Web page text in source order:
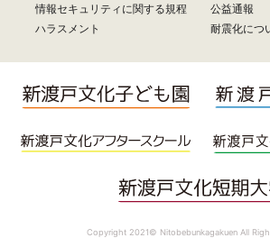
情報セキュリティに関する規程
公益通報
ハラスメント
耐震化につ
Copyright 2021© Nitobebunkagakuen All